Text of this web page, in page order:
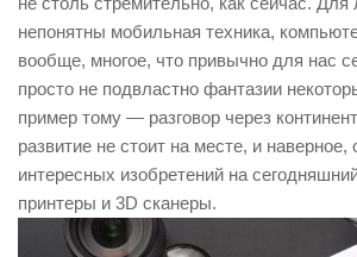
непонятны мобильная техника,
вообще, многое, что привычно для нас
просто не подвластно фантазии
пример тому — разговор через
развитие не стоит на месте, и
интересных изобретений на
принтеры и 3D сканеры.